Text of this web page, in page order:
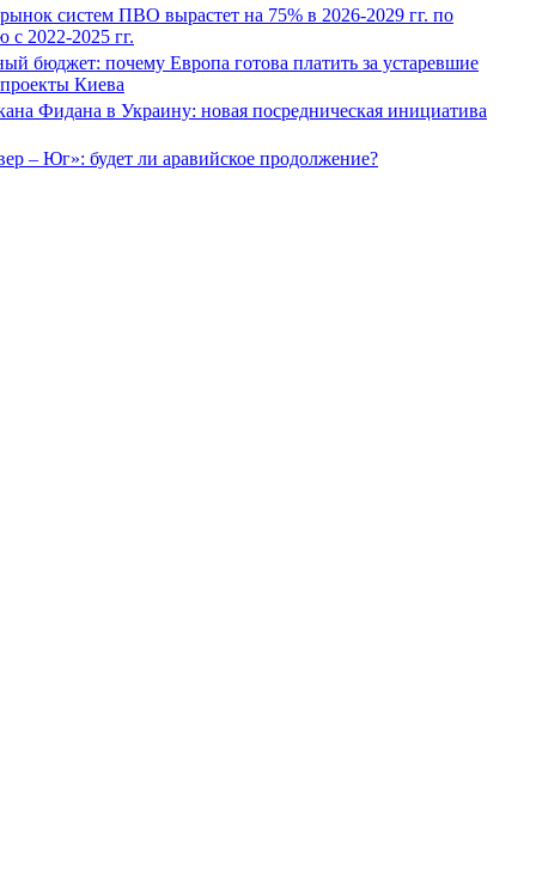
систем ПВО вырастет на 75% в 2026-2029 гг. по
с 2022-2025 гг.
бюджет: почему Европа готова платить за устаревшие
Киева
Фидана в Украину: новая посредническая инициатива
– Юг»: будет ли аравийское продолжение?